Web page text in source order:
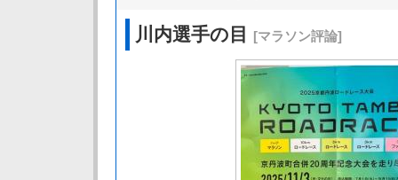
川内選手の目 [マラソン評論]